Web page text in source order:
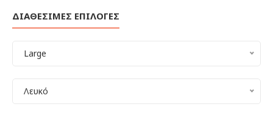
ΔΙΑΘΕΣΙΜΕΣ ΕΠΙΛΟΓΕΣ
Large
Λευκό